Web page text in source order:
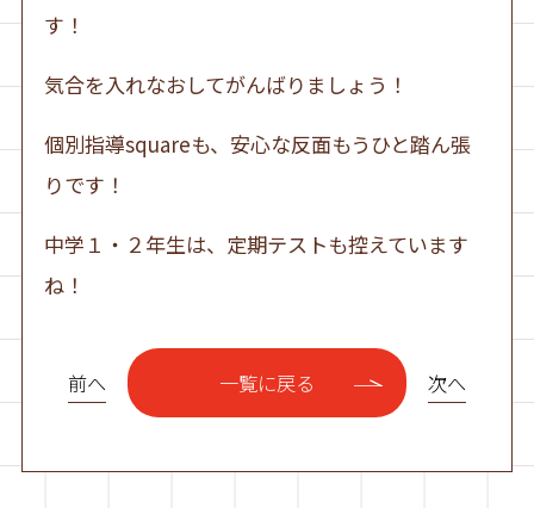
す！
気合を入れなおしてがんばりましょう！
個別指導squareも、安心な反面もうひと踏ん張
りです！
中学１・２年生は、定期テストも控えています
ね！
前へ 一覧に戻る 次へ